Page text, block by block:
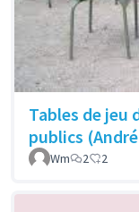
Tables de jeu
publics
Wm 2 2